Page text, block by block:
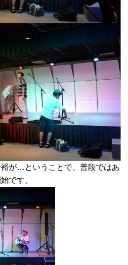
が…ということで、普段ではあ
です。